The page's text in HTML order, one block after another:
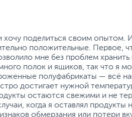
поделиться своим опытом.
положительные. Первое,
мне без проблем хранить
полок и ящиков, так что я
полуфабрикаты — всё
достигает нужной
остаются свежими и не
когда я оставлял продукты
обмерзания или потери